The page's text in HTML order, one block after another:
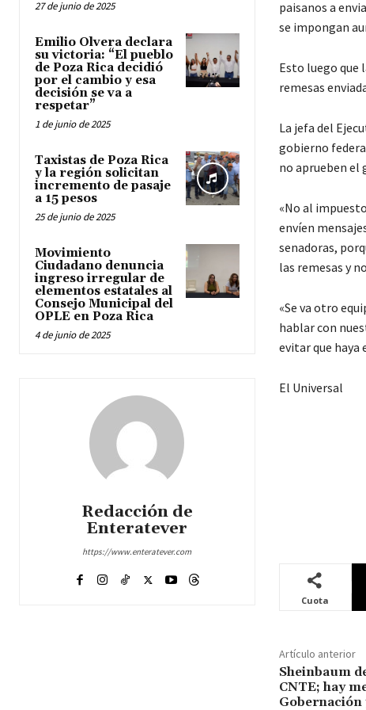
27 de junio de 2025
Emilio Olvera declara
su victoria: “El pueblo
de Poza Rica decidió
por el cambio y esa
decisión se va a
respetar”
1 de junio de 2025
Taxistas de Poza Rica
y la región solicitan
incremento de pasaje
a 15 pesos
25 de junio de 2025
Movimiento
Ciudadano denuncia
ingreso irregular de
elementos estatales al
Consejo Municipal del
OPLE en Poza Rica
4 de junio de 2025
Redacción de
Enteratever
https://www.enteratever.com
paisanos a
se impongan
Esto luego que
remesas
La jefa del
gobierno
no aprueben el
«No al
envíen
senadoras,
las remesas y
«Se va otro
hablar con
evitar que haya
El Universal
Cuota
Artículo anterior
Sheinbaum
CNTE; hay
Gobernación